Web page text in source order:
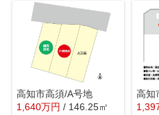
高知市高須/A号地
1,640万円 / 146.25㎡